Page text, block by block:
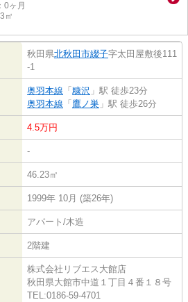
0ヶ月
㎡
秋田県北秋田市綴子字太田屋敷後111
-1
奥羽本線 「 糠沢 」駅 徒歩23分
奥羽本線 「 鷹ノ巣 」駅 徒歩26分
4.5万円
-
46.23㎡
1999年 10月 (築26年)
アパート/木造
2階建
株式会社リブエス大館店
秋田県大館市中道１丁目４番１８号
TEL:0186-59-4701